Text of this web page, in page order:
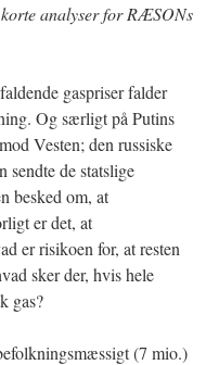
analyser for RÆSONs
gaspriser falder
Og særligt på Putins
Vesten; den russiske
sendte de statslige
besked om, at
er det, at
er risikoen for, at resten
sker der, hvis hele
gas?
(7 mio.)